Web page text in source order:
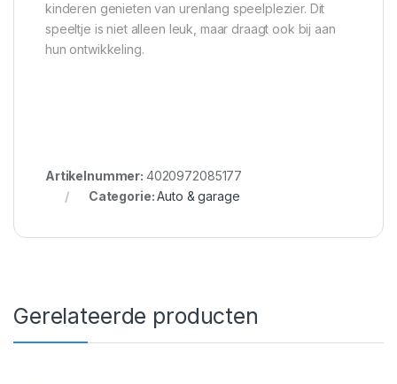
kinderen genieten van urenlang speelplezier. Dit
speeltje is niet alleen leuk, maar draagt ook bij aan
hun ontwikkeling.
Artikelnummer: 4020972085177
Categorie:Auto & garage
Gerelateerde producten